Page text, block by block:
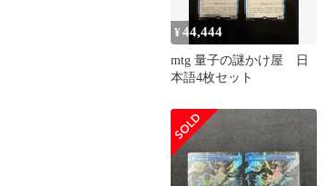
¥44,444
mtg 量子の謎かけ屋 日
本語4枚セット